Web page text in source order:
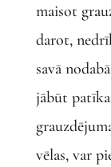
maisot
darot,
savā
jābūt
vēlas, var